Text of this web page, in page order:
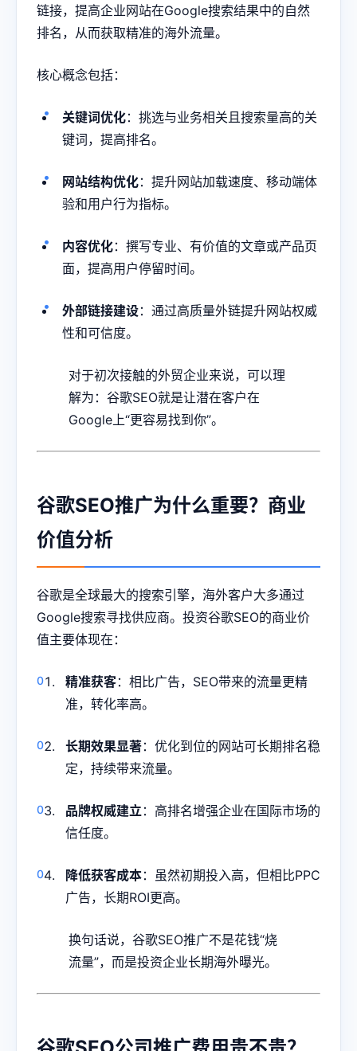
链接，提高企业网站在Google搜索结果中的自然
排名，从而获取精准的海外流量。
核心概念包括：
关键词优化：挑选与业务相关且搜索量高的关
键词，提高排名。
网站结构优化：提升网站加载速度、移动端体
验和用户行为指标。
内容优化：撰写专业、有价值的文章或产品页
面，提高用户停留时间。
外部链接建设：通过高质量外链提升网站权威
性和可信度。
对于初次接触的外贸企业来说，可以理
解为：谷歌SEO就是让潜在客户在
Google上“更容易找到你”。
谷歌SEO推广为什么重要？商业
价值分析
谷歌是全球最大的搜索引擎，海外客户大多通过
Google搜索寻找供应商。投资谷歌SEO的商业价
值主要体现在：
精准获客：相比广告，SEO带来的流量更精
准，转化率高。
长期效果显著：优化到位的网站可长期排名稳
定，持续带来流量。
品牌权威建立：高排名增强企业在国际市场的
信任度。
降低获客成本：虽然初期投入高，但相比PPC
广告，长期ROI更高。
换句话说，谷歌SEO推广不是花钱“烧
流量”，而是投资企业长期海外曝光。